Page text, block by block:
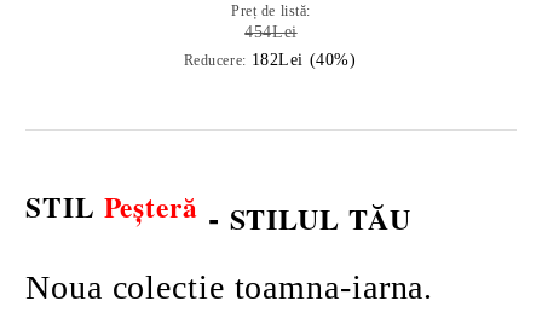
Preț de listă:
454Lei
Reducere: 182Lei (40%)
STIL Peșteră - STILUL TĂU
Noua colectie toamna-iarna.